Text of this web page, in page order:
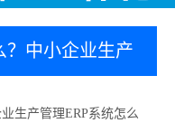
？中小企业生产
生产管理ERP系统怎么